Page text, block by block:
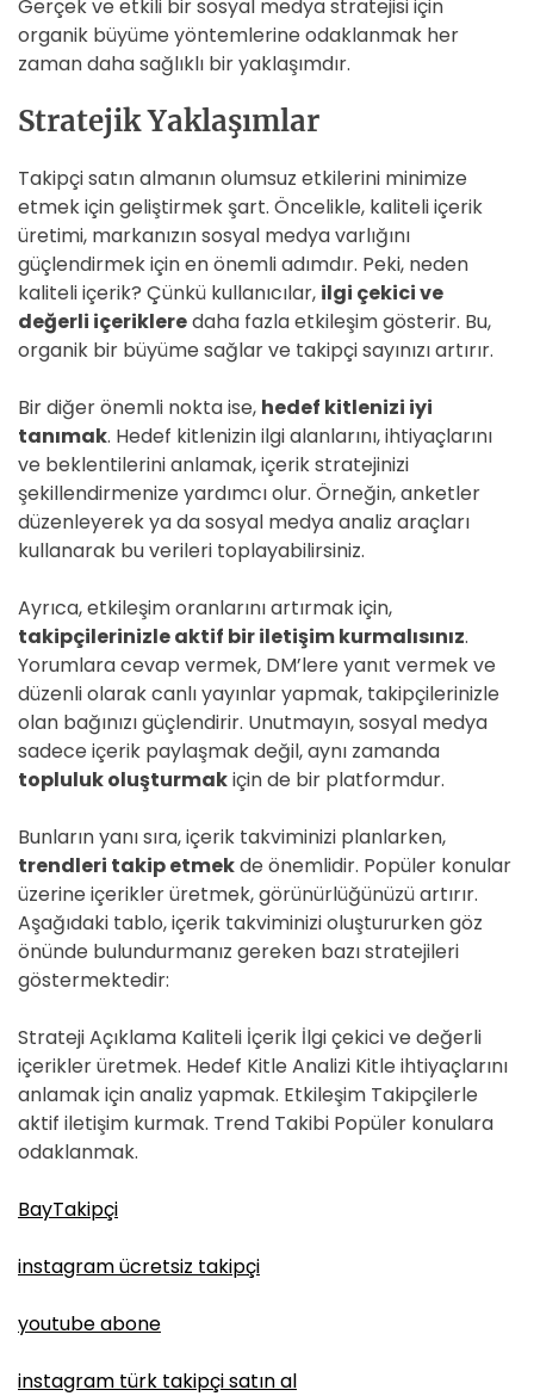
Gerçek ve etkili bir sosyal medya stratejisi için
organik büyüme yöntemlerine odaklanmak her
zaman daha sağlıklı bir yaklaşımdır.
Stratejik Yaklaşımlar
Takipçi satın almanın olumsuz etkilerini minimize
etmek için geliştirmek şart. Öncelikle, kaliteli içerik
üretimi, markanızın sosyal medya varlığını
güçlendirmek için en önemli adımdır. Peki, neden
kaliteli içerik? Çünkü kullanıcılar, ilgi çekici ve
değerli içerikleredaha fazla etkileşim gösterir. Bu,
organik bir büyüme sağlar ve takipçi sayınızı artırır.
Bir diğer önemli nokta ise, hedef kitlenizi iyi
tanımak. Hedef kitlenizin ilgi alanlarını, ihtiyaçlarını
ve beklentilerini anlamak, içerik stratejinizi
şekillendirmenize yardımcı olur. Örneğin, anketler
düzenleyerek ya da sosyal medya analiz araçları
kullanarak bu verileri toplayabilirsiniz.
Ayrıca, etkileşim oranlarını artırmak için,
takipçilerinizle aktif bir iletişim kurmalısınız.
Yorumlara cevap vermek, DM’lere yanıt vermek ve
düzenli olarak canlı yayınlar yapmak, takipçilerinizle
olan bağınızı güçlendirir. Unutmayın, sosyal medya
sadece içerik paylaşmak değil, aynı zamanda
topluluk oluşturmakiçin de bir platformdur.
Bunların yanı sıra, içerik takviminizi planlarken,
trendleri takip etmekde önemlidir. Popüler konular
üzerine içerikler üretmek, görünürlüğünüzü artırır.
Aşağıdaki tablo, içerik takviminizi oluştururken göz
önünde bulundurmanız gereken bazı stratejileri
göstermektedir:
Strateji Açıklama Kaliteli İçerik İlgi çekici ve değerli
içerikler üretmek. Hedef Kitle Analizi Kitle ihtiyaçlarını
anlamak için analiz yapmak. Etkileşim Takipçilerle
aktif iletişim kurmak. Trend Takibi Popüler konulara
odaklanmak.
BayTakipçi
instagram ücretsiz takipçi
youtube abone
instagram türk takipçi satın al